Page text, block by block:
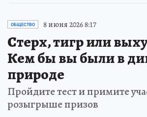
ОБЩЕСТВО 8 июня 2026 8:17
Стерх, тигр или
Кем бы вы были в
природе
Пройдите тест и примите
розыгрыше призов